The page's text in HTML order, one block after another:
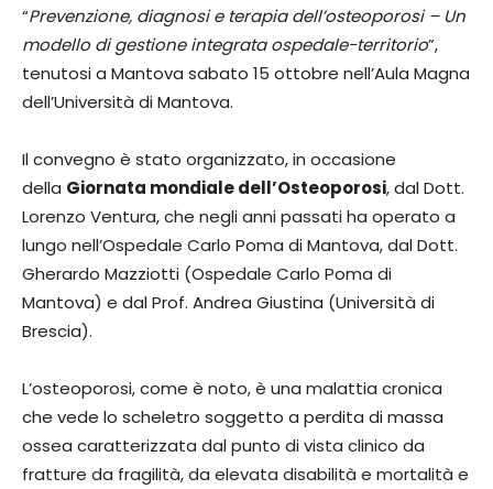
“Prevenzione, diagnosi e terapia dell’osteoporosi – Un
modello di gestione integrata ospedale-territorio”,
tenutosi a Mantova sabato 15 ottobre nell’Aula Magna
dell’Università di Mantova.
Il convegno è stato organizzato, in occasione
della Giornata mondiale dell’Osteoporosi, dal Dott.
Lorenzo Ventura, che negli anni passati ha operato a
lungo nell’Ospedale Carlo Poma di Mantova, dal Dott.
Gherardo Mazziotti (Ospedale Carlo Poma di
Mantova) e dal Prof. Andrea Giustina (Università di
Brescia).
L’osteoporosi, come è noto, è una malattia cronica
che vede lo scheletro soggetto a perdita di massa
ossea caratterizzata dal punto di vista clinico da
fratture da fragilità, da elevata disabilità e mortalità e